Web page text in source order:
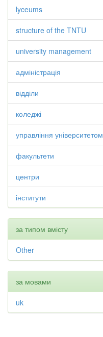
lyceums
structure of the TNTU
university management
адміністрація
відділи
коледжі
управління університетом
факультети
центри
інститути
за типом вмісту
Other
за мовами
uk